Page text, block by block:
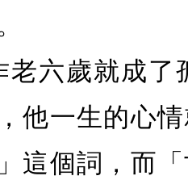
老六歲就成了
他一生的心
這個詞，而